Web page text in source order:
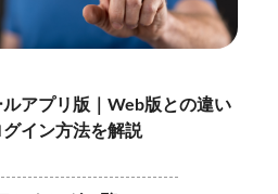
アプリ版｜Web版との違い
イン方法を解説